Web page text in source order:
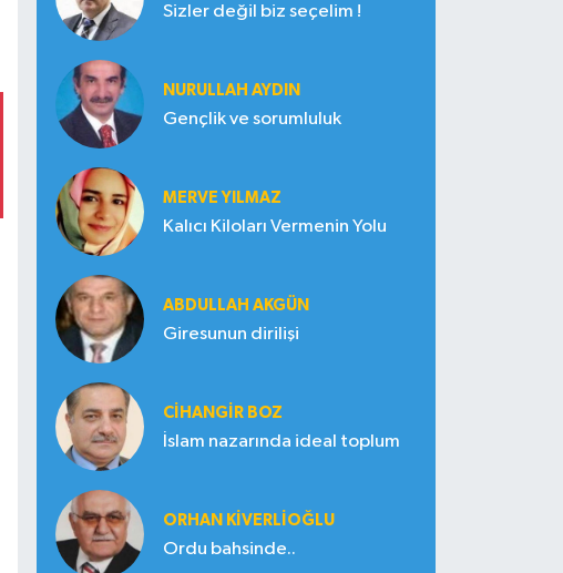
Sizler değil biz seçelim !
NURULLAH AYDIN
Gençlik ve sorumluluk
MERVE YILMAZ
Kalıcı Kiloları Vermenin Yolu
ABDULLAH AKGÜN
Giresunun dirilişi
CIHANGIR BOZ
İslam nazarında ideal toplum
ORHAN KIVERLIOĞLU
Ordu bahsinde..